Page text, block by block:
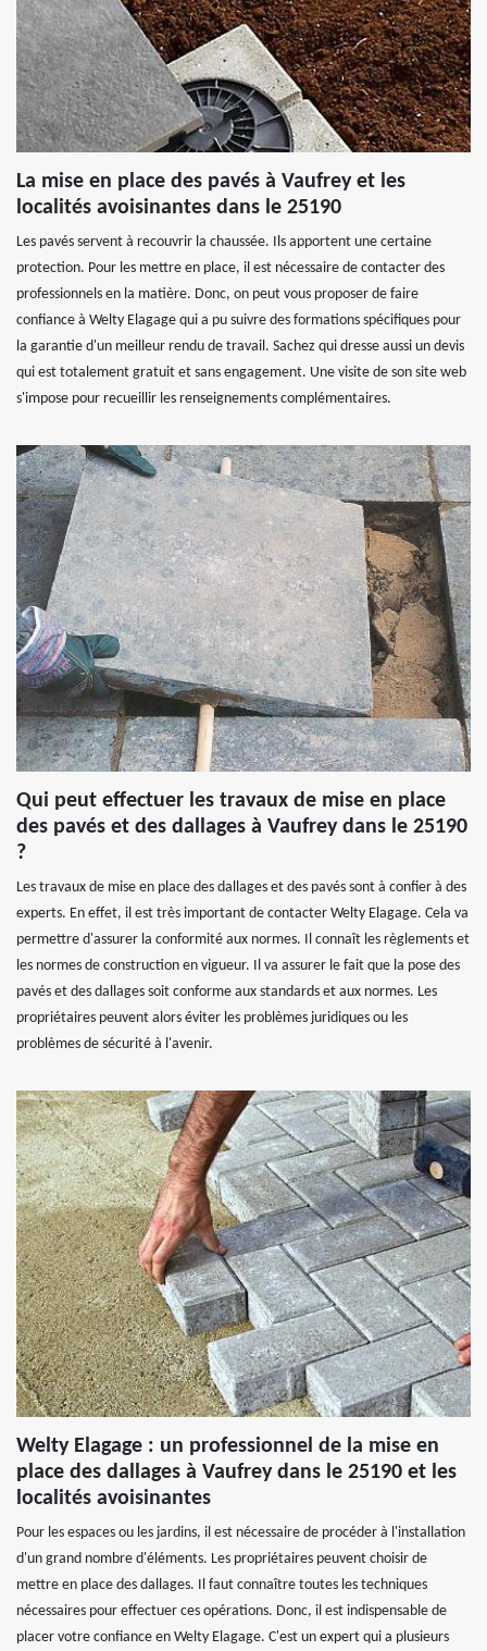
La mise en place des pavés à Vaufrey et les
localités avoisinantes dans le 25190
Les pavés servent à recouvrir la chaussée. Ils apportent une certaine
protection. Pour les mettre en place, il est nécessaire de contacter des
professionnels en la matière. Donc, on peut vous proposer de faire
confiance à Welty Elagage qui a pu suivre des formations spécifiques pour
la garantie d'un meilleur rendu de travail. Sachez qui dresse aussi un devis
qui est totalement gratuit et sans engagement. Une visite de son site web
s'impose pour recueillir les renseignements complémentaires.
Qui peut effectuer les travaux de mise en place
des pavés et des dallages à Vaufrey dans le 25190
?
Les travaux de mise en place des dallages et des pavés sont à confier à des
experts. En effet, il est très important de contacter Welty Elagage. Cela va
permettre d'assurer la conformité aux normes. Il connaît les règlements et
les normes de construction en vigueur. Il va assurer le fait que la pose des
pavés et des dallages soit conforme aux standards et aux normes. Les
propriétaires peuvent alors éviter les problèmes juridiques ou les
problèmes de sécurité à l'avenir.
Welty Elagage : un professionnel de la mise en
place des dallages à Vaufrey dans le 25190 et les
localités avoisinantes
Pour les espaces ou les jardins, il est nécessaire de procéder à l'installation
d'un grand nombre d'éléments. Les propriétaires peuvent choisir de
mettre en place des dallages. Il faut connaître toutes les techniques
nécessaires pour effectuer ces opérations. Donc, il est indispensable de
placer votre confiance en Welty Elagage. C'est un expert qui a plusieurs